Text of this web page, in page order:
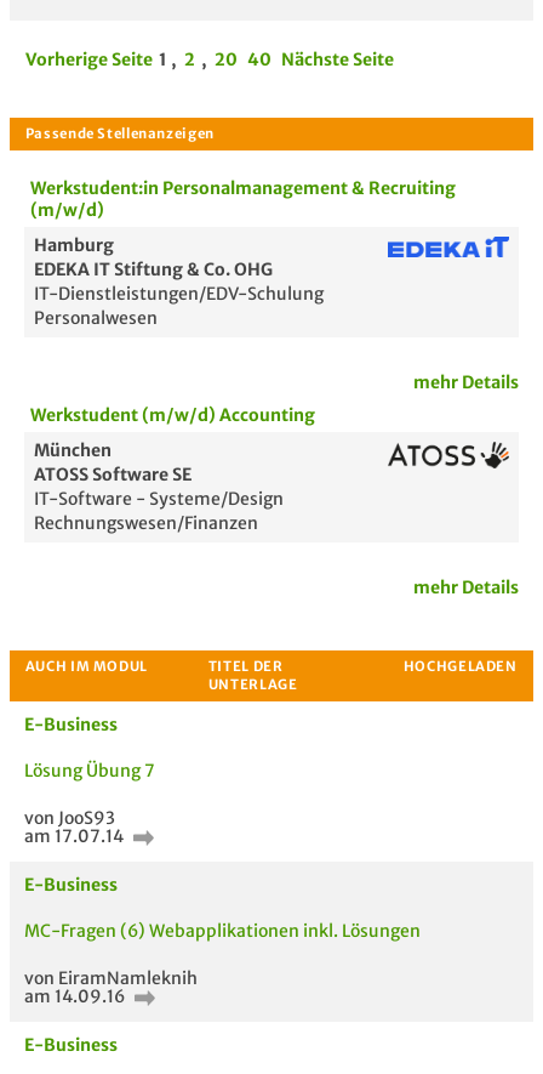
Vorherige Seite 1 , 2 , 20 40 Nächste Seite
Passende Stellenanzeigen
Werkstudent:in Personalmanagement & Recruiting
(m/w/d)
Hamburg
EDEKA IT Stiftung & Co. OHG
IT-Dienstleistungen/EDV-Schulung
Personalwesen
mehr Details
Werkstudent (m/w/d) Accounting
München
ATOSS Software SE
IT-Software - Systeme/Design
Rechnungswesen/Finanzen
mehr Details
E-Business
Lösung Übung 7
von JooS93
am 17.07.14
E-Business
MC-Fragen (6) Webapplikationen inkl. Lösungen
von EiramNamleknih
am 14.09.16
E-Business